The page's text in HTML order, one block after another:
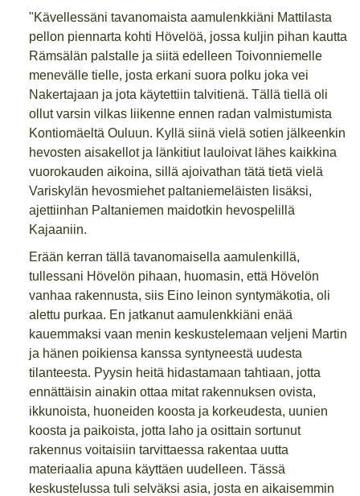
"Kävellessäni tavanomaista aamulenkkiäni Mattilasta
pellon piennarta kohti Hövelöä, jossa kuljin pihan kautta
Rämsälän palstalle ja siitä edelleen Toivonniemelle
menevälle tielle, josta erkani suora polku joka vei
Nakertajaan ja jota käytettiin talvitienä. Tällä tiellä oli
ollut varsin vilkas liikenne ennen radan valmistumista
Kontiomäeltä Ouluun. Kyllä siinä vielä sotien jälkeenkin
hevosten aisakellot ja länkitiut lauloivat lähes kaikkina
vuorokauden aikoina, sillä ajoivathan tätä tietä vielä
Variskylän hevosmiehet paltaniemeläisten lisäksi,
ajettiinhan Paltaniemen maidotkin hevospelillä
Kajaaniin.
Erään kerran tällä tavanomaisella aamulenkillä,
tullessani Hövelön pihaan, huomasin, että Hövelön
vanhaa rakennusta, siis Eino leinon syntymäkotia, oli
alettu purkaa. En jatkanut aamulenkkiäni enää
kauemmaksi vaan menin keskustelemaan veljeni Martin
ja hänen poikiensa kanssa syntyneestä uudesta
tilanteesta. Pyysin heitä hidastamaan tahtiaan, jotta
ennättäisin ainakin ottaa mitat rakennuksen ovista,
ikkunoista, huoneiden koosta ja korkeudesta, uunien
koosta ja paikoista, jotta laho ja osittain sortunut
rakennus voitaisiin tarvittaessa rakentaa uutta
materiaalia apuna käyttäen uudelleen. Tässä
keskustelussa tuli selväksi asia, josta en aikaisemmin